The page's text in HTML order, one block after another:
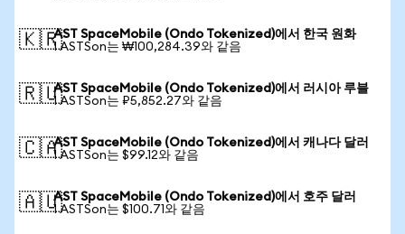
🇰🇷AST SpaceMobile (Ondo Tokenized)에서 한국 원화
1 ASTSon는 ₩100,284.39와 같음
🇷🇺AST SpaceMobile (Ondo Tokenized)에서 러시아 루블
1 ASTSon는 ₽5,852.27와 같음
🇨🇦AST SpaceMobile (Ondo Tokenized)에서 캐나다 달러
1 ASTSon는 $99.12와 같음
🇦🇺AST SpaceMobile (Ondo Tokenized)에서 호주 달러
1 ASTSon는 $100.71와 같음